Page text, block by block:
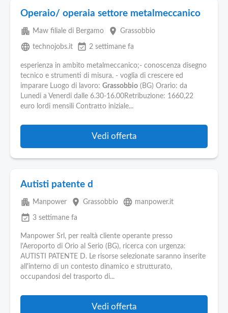
Operaio/ operaia settore metalmeccanico
apartment Maw filiale di Bergamo place Grassobbio
language technojobs.it event_available 2 settimane fa
esperienza in ambito metalmeccanico;- conoscenza disegno
tecnico e strumenti di misura. - voglia di crescere ed
imparare Luogo di lavoro: Grassobbio (BG) Orario: da
Lunedi a Venerdi dalle 6.30-16.00Retribuzione: 1660,22
euro lordi mensili Contratto iniziale...
Vedi offerta
Autisti patente d
apartment Manpower place Grassobbio language manpower.it
event_available 3 settimane fa
Manpower Srl, per realtà cliente operante presso
l'Aeroporto di Orio al Serio (BG), ricerca con urgenza:
AUTISTI PATENTE D. Le risorse selezionate saranno inserite
all'interno di un contesto dinamico e strutturato,
occupandosi del trasporto di...
Vedi offerta